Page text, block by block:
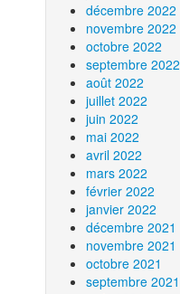
décembre 2022
novembre 2022
octobre 2022
septembre 2022
août 2022
juillet 2022
juin 2022
mai 2022
avril 2022
mars 2022
février 2022
janvier 2022
décembre 2021
novembre 2021
octobre 2021
septembre 2021